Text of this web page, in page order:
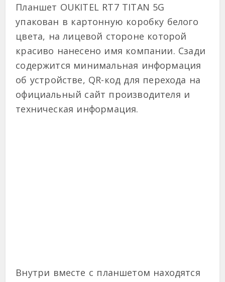
Планшет OUKITEL RT7 TITAN 5G
упакован в картонную коробку белого
цвета, на лицевой стороне которой
красиво нанесено имя компании. Сзади
содержится минимальная информация
об устройстве, QR-код для перехода на
официальный сайт производителя и
техническая информация.
Внутри вместе с планшетом находятся